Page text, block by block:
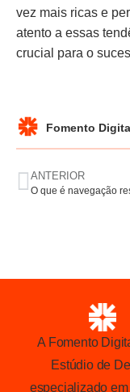
vez mais ricas e
atento a essas
crucial para o
Fomento
ANTERIOR
O que é navegação
A Fomento
Estúdio de
especializado em